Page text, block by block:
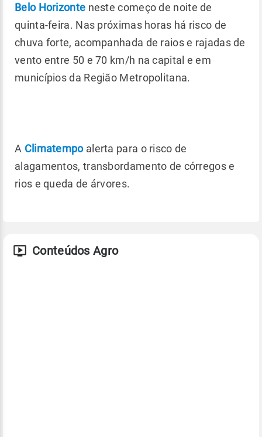
Belo Horizonte neste começo de noite de
quinta-feira. Nas próximas horas há risco de
chuva forte, acompanhada de raios e rajadas de
vento entre 50 e 70 km/h na capital e em
municípios da Região Metropolitana.
A Climatempoalerta para o risco de
alagamentos, transbordamento de córregos e
rios e queda de árvores.
Conteúdos Agro